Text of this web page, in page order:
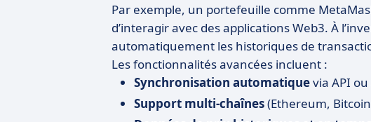
Par exemple, un portefeuille comme
d’interagir avec des applications Web3. À
automatiquement les historiques de
Les fonctionnalités avancées incluent :
Synchronisation automatiquevia API
Support multi-chaînes(Ethereum,